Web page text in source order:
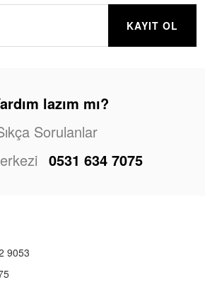
KAYIT OL
lazım mı?
Sorulanlar
0531 634 7075
9053